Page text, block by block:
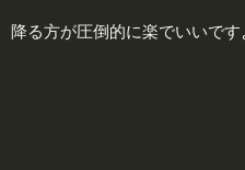
降る方が圧倒的に楽でいいです